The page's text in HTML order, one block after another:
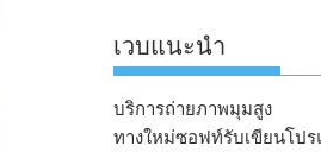
เวบแนะนำ
บริการถ่ายภาพมุมสูง
ทางใหม่ซอฟท์รับเขียนโป